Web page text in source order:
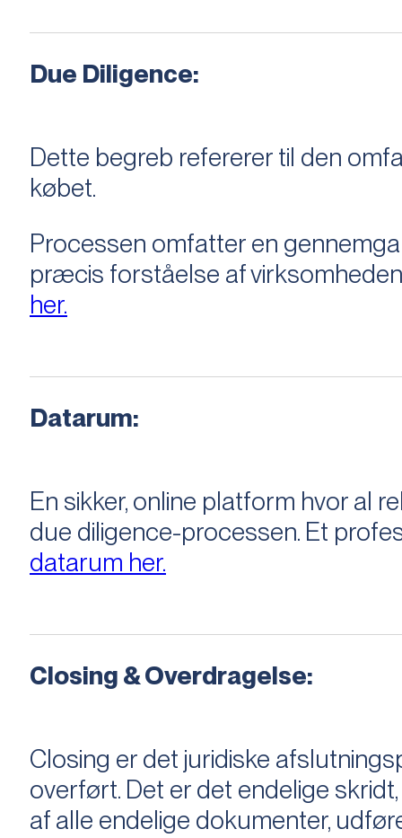
Due Diligence:
Dette begreb refererer til den
købet.
Processen omfatter en
præcis forståelse af
her.
Datarum:
En sikker, online platform hvor al
due diligence-processen. Et
datarum her.
Closing & Overdragelse:
Closing er det juridiske
overført. Det er det endelige
af alle endelige dokumenter,